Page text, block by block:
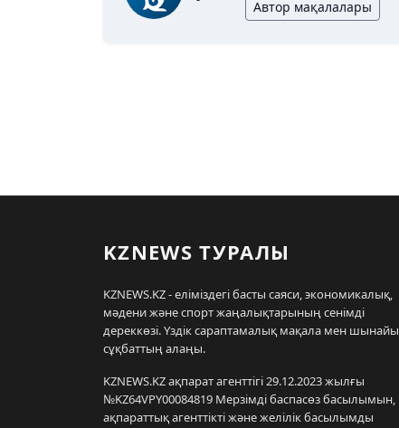
Автор мақалалары
KZNEWS ТУРАЛЫ
KZNEWS.KZ - еліміздегі басты саяси, экономикалық,
мәдени және спорт жаңалықтарының сенімді
дереккөзі. Үздік сараптамалық мақала мен шынайы
сұқбаттың алаңы.
KZNEWS.KZ ақпарат агенттігі 29.12.2023 жылғы
№KZ64VPY00084819 Мерзімді баспасөз басылымын,
ақпараттық агенттікті және желілік басылымды